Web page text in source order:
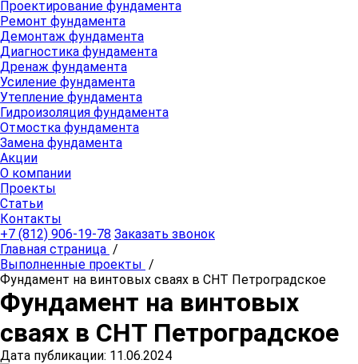
Проектирование фундамента
Ремонт фундамента
Демонтаж фундамента
Диагностика фундамента
Дренаж фундамента
Усиление фундамента
Утепление фундамента
Гидроизоляция фундамента
Отмостка фундамента
Замена фундамента
Акции
О компании
Проекты
Статьи
Контакты
+7 (812) 906-19-78 Заказать звонок
Главная страница /
Выполненные проекты /
Фундамент на винтовых сваях в СНТ Петроградское
Фундамент на винтовых
сваях в СНТ Петроградское
Дата публикации: 11.06.2024